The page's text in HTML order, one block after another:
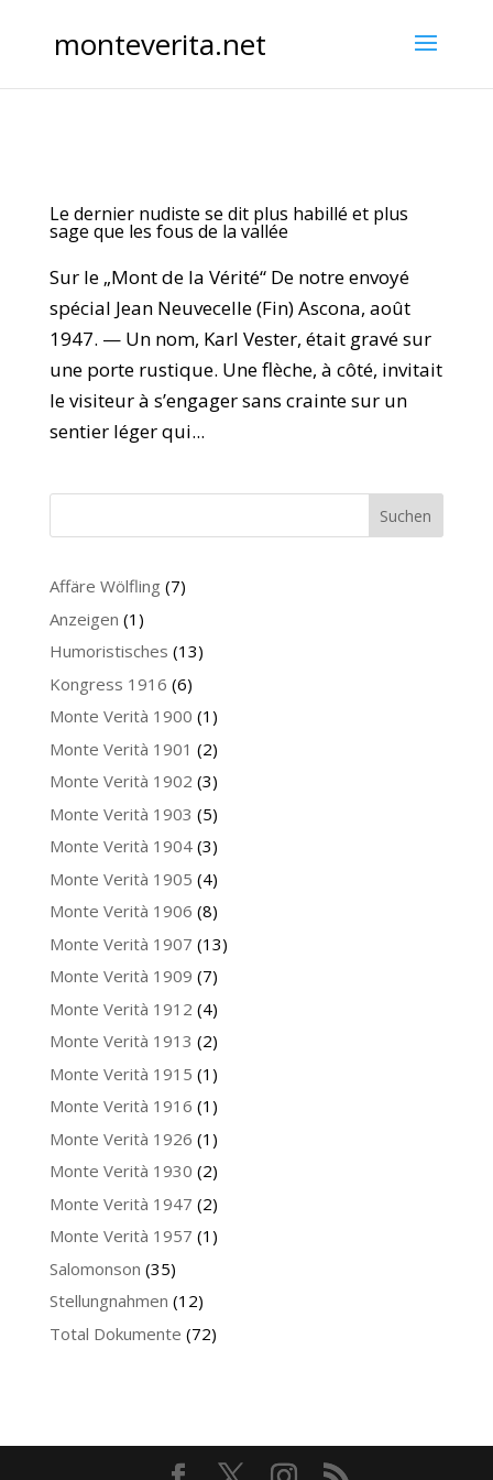
monteverita.net
Le dernier nudiste se dit plus habillé et plus
sage que les fous de la vallée
Sur le „Mont de la Vérité“ De notre envoyé
spécial Jean Neuvecelle (Fin) Ascona, août
1947. — Un nom, Karl Vester, était gravé sur
une porte rustique. Une flèche, à côté, invitait
le visiteur à s’engager sans crainte sur un
sentier léger qui...
Suchen
Affäre Wölfling (7)
Anzeigen (1)
Humoristisches (13)
Kongress 1916 (6)
Monte Verità 1900 (1)
Monte Verità 1901 (2)
Monte Verità 1902 (3)
Monte Verità 1903 (5)
Monte Verità 1904(3)
Monte Verità 1905 (4)
Monte Verità 1906 (8)
Monte Verità 1907 (13)
Monte Verità 1909 (7)
Monte Verità 1912 (4)
Monte Verità 1913 (2)
Monte Verità 1915 (1)
Monte Verità 1916 (1)
Monte Verità 1926 (1)
Monte Verità 1930 (2)
Monte Verità 1947 (2)
Monte Verità 1957 (1)
Salomonson (35)
Stellungnahmen (12)
Total Dokumente (72)